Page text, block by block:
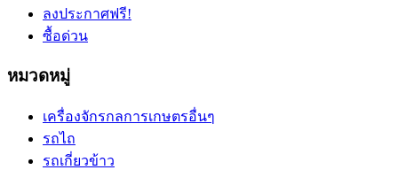
ลงประกาศฟรี!
ซื้อด่วน
หมวดหมู่
เครื่องจักรกลการเกษตรอื่นๆ
รถไถ
รถเกี่ยวข้าว